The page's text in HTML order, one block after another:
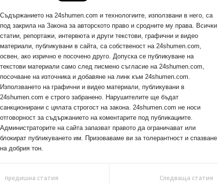
Съдържанието на 24shumen.com и технологиите, използвани в него, са
под закрила на Закона за авторското право и сродните му права. Всички
статии, репортажи, интервюта и други текстови, графични и видео
материали, публикувани в сайта, са собственост на 24shumen.com,
освен, ако изрично е посочено друго. Допуска се публикуване на
текстови материали само след писмено съгласие на 24shumen.com,
посочване на източника и добавяне на линк към 24shumen.com.
Използването на графични и видео материали, публикувани в
24shumen.com е строго забранено. Нарушителите ще бъдат
санкционирани с цялата строгост на закона. 24shumen.com не носи
отговорност за съдържанието на коментарите под публикациите.
Администраторите на сайта запазват правото да ограничават или
блокират публикуването им. Призоваваме ви за толерантност и спазване
на добрия тон.
предишна статия Следваща статия